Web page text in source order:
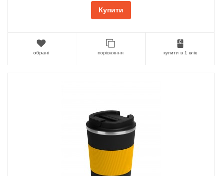
Купити
обрані порівняння купити в 1 клік